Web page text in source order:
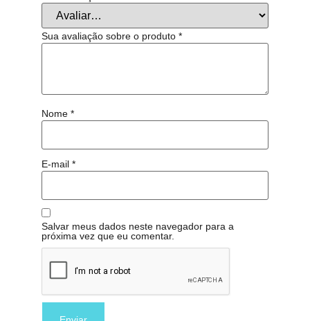
Sua avaliação sobre o produto *
Nome *
E-mail *
Salvar meus dados neste navegador para a
próxima vez que eu comentar.